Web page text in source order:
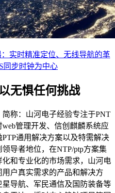
实时精准定位、无线导航的革
同步时钟为中心
无惧任何挑战
称：山河电子经验专注于PNT
管理开发、信创麒麟系统应
通用解决方案以及特需解决
导者地位，在NTP/ptp方案集
和专业化的市场需求，山河电
户真实需求的产品和解决方
导航、军民通信及国防装备等